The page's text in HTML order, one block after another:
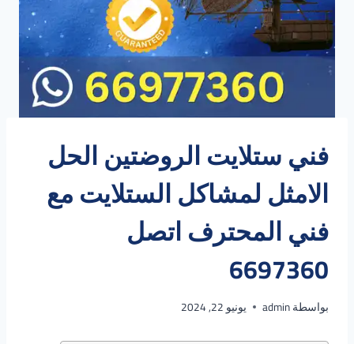
فني ستلايت الروضتين الحل
الامثل لمشاكل الستلايت مع
فني المحترف اتصل
6697360
بواسطةadmin يونيو 22, 2024